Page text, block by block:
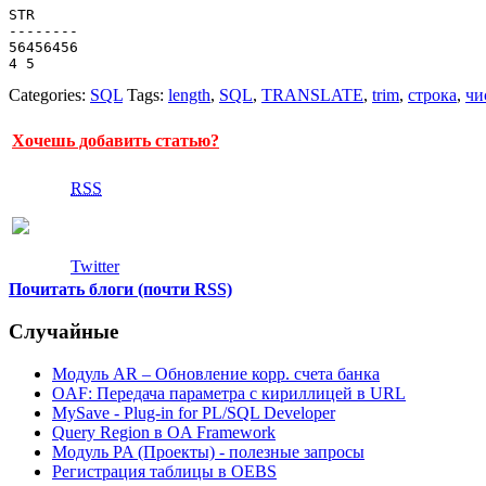
STR
--------
56456456
Categories: SQL Tags: length, SQL, TRANSLATE, trim, строка,
Хочешь добавить статью?
RSS
Twitter
Почитать блоги (почти RSS)
Случайные
Модуль AR – Обновление корр. счета банка
OAF: Передача параметра с кириллицей в URL
MySave - Plug-in for PL/SQL Developer
Query Region в OA Framework
Модуль PA (Проекты) - полезные запросы
Регистрация таблицы в OEBS